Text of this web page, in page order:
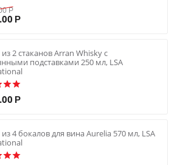
Р
Р
2 стаканов Arran Whisky с
подставками 250 мл, LSA
Р
4 бокалов для вина Aurelia 570 мл, LSA